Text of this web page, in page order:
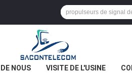
NOUS VISITE DE L'USINE